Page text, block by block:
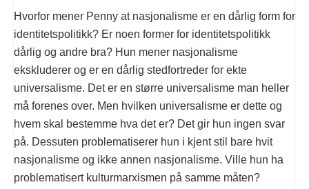
Hvorfor mener Penny at nasjonalisme er en dårlig form for
identitetspolitikk? Er noen former for identitetspolitikk
dårlig og andre bra? Hun mener nasjonalisme
ekskluderer og er en dårlig stedfortreder for ekte
universalisme. Det er en større universalisme man heller
må forenes over. Men hvilken universalisme er dette og
hvem skal bestemme hva det er? Det gir hun ingen svar
på. Dessuten problematiserer hun i kjent stil bare hvit
nasjonalisme og ikke annen nasjonalisme. Ville hun ha
problematisert kulturmarxismen på samme måten?